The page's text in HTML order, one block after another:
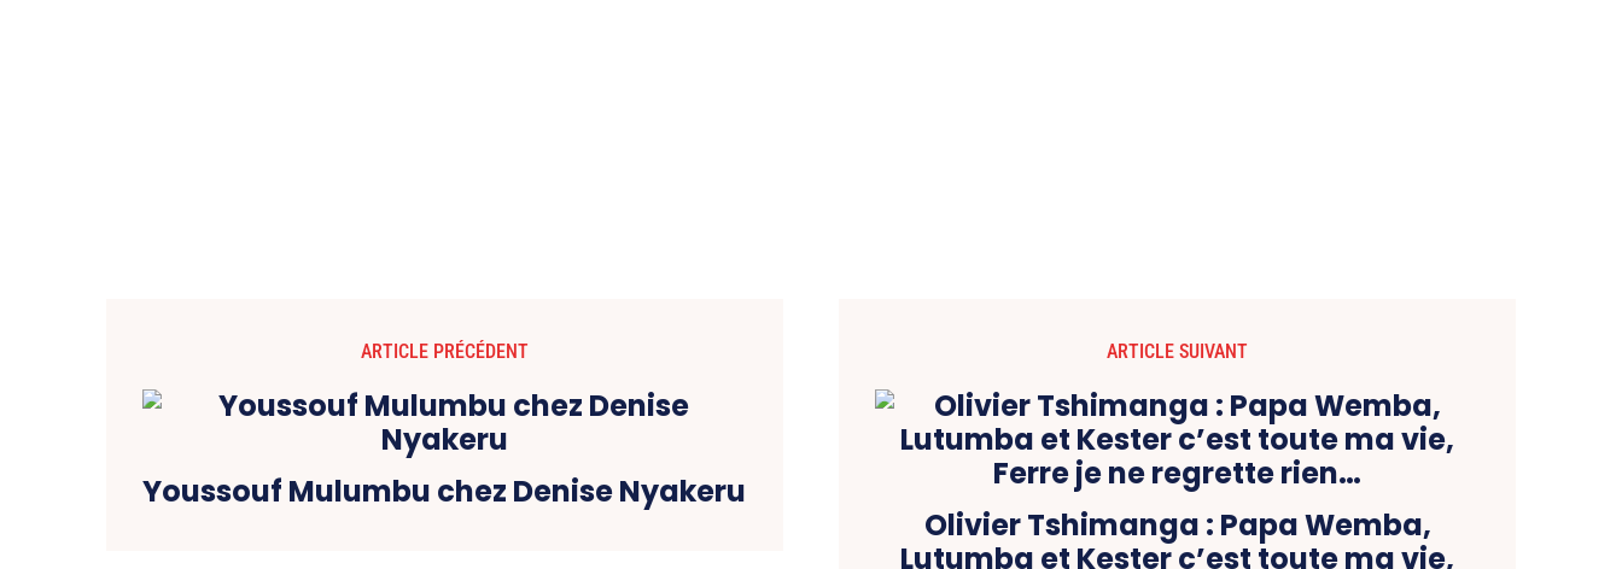
ARTICLE PRÉCÉDENT
Youssouf Mulumbu chez Denise Nyakeru
ARTICLE SUIVANT
Olivier Tshimanga : Papa Wemba,
Lutumba et Kester c’est toute ma vie,